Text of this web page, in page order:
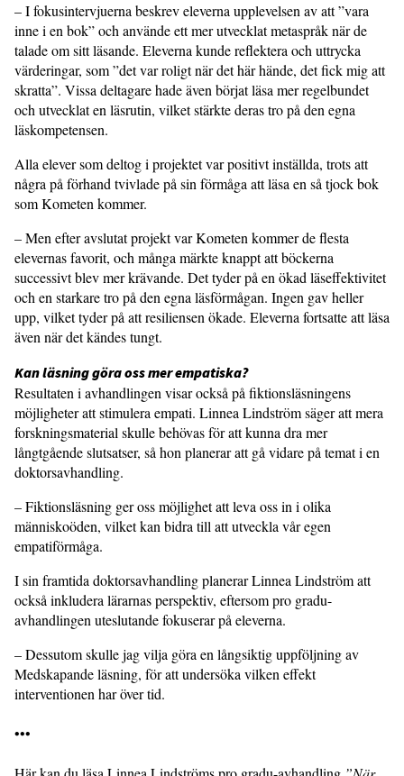
– I fokusintervjuerna beskrev eleverna upplevelsen av att ”vara
inne i en bok” och använde ett mer utvecklat metaspråk när de
talade om sitt läsande. Eleverna kunde reflektera och uttrycka
värderingar, som ”det var roligt när det här hände, det fick mig att
skratta”. Vissa deltagare hade även börjat läsa mer regelbundet
och utvecklat en läsrutin, vilket stärkte deras tro på den egna
läskompetensen.
Alla elever som deltog i projektet var positivt inställda, trots att
några på förhand tvivlade på sin förmåga att läsa en så tjock bok
som Kometen kommer.
– Men efter avslutat projekt var Kometen kommer de flesta
elevernas favorit, och många märkte knappt att böckerna
successivt blev mer krävande. Det tyder på en ökad läseffektivitet
och en starkare tro på den egna läsförmågan. Ingen gav heller
upp, vilket tyder på att resiliensen ökade. Eleverna fortsatte att läsa
även när det kändes tungt.
Kan läsning göra oss mer empatiska?
Resultaten i avhandlingen visar också på fiktionsläsningens
möjligheter att stimulera empati. Linnea Lindström säger att mera
forskningsmaterial skulle behövas för att kunna dra mer
långtgående slutsatser, så hon planerar att gå vidare på temat i en
doktorsavhandling.
– Fiktionsläsning ger oss möjlighet att leva oss in i olika
människoöden, vilket kan bidra till att utveckla vår egen
empatiförmåga.
I sin framtida doktorsavhandling planerar Linnea Lindström att
också inkludera lärarnas perspektiv, eftersom pro gradu-
avhandlingen uteslutande fokuserar på eleverna.
– Dessutom skulle jag vilja göra en långsiktig uppföljning av
Medskapande läsning, för att undersöka vilken effekt
interventionen har över tid.
•••